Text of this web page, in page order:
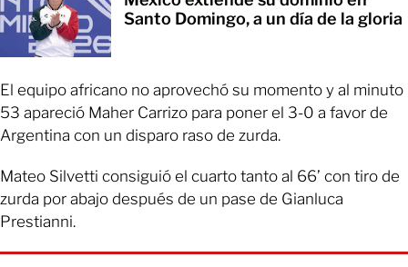
Santo Domingo, a un día de la gloria
El equipo africano no aprovechó su momento y al minuto
53 apareció Maher Carrizo para poner el 3-0 a favor de
Argentina con un disparo raso de zurda.
Mateo Silvetti consiguió el cuarto tanto al 66’ con tiro de
zurda por abajo después de un pase de Gianluca
Prestianni.